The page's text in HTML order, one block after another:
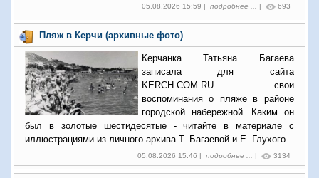
05.08.2026 15:59 | подробнее ... | 693
Пляж в Керчи (архивные фото)
Керчанка Татьяна Багаева
записала для сайта
KERCH.COM.RU свои
воспоминания о пляже в районе
городской набережной. Каким он
был в золотые шестидесятые - читайте в материале с
иллюстрациями из личного архива Т. Багаевой и Е. Глухого.
05.08.2026 15:46 | подробнее ... | 3134